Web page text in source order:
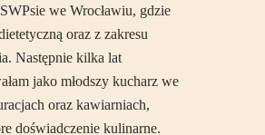
we Wrocławiu, gdzie
oraz z zakresu
Następnie kilka lat
jako młodszy kucharz we
oraz kawiarniach,
doświadczenie kulinarne.